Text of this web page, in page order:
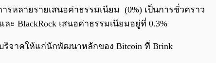
หลายรายเสนอค่าธรรมเนียม (0%) เป็นการชั่วคราว
ะ BlackRock เสนอค่าธรรมเนียมอยู่ที่ 0.3%
ริจาคให้แก่นักพัฒนาหลักของ Bitcoin ที่ Brink